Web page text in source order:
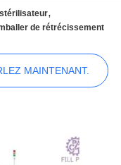
,
de rétrécissement
MAINTENANT.